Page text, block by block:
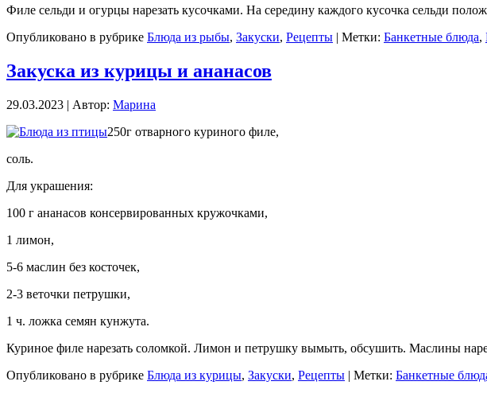
Филе сельди и огурцы нарезать кусочками. На середину каждого кусочка сельди
Опубликовано в рубрике Блюда из рыбы, Закуски, Рецепты | Метки: Банкетные блюда,
Закуска из курицы и ананасов
29.03.2023 | Автор: Марина
250г отварного куриного филе,
соль.
Для украшения:
100 г ананасов консервированных кружочками,
1 лимон,
5-6 маслин без косточек,
2-3 веточки петрушки,
1 ч. ложка семян кунжута.
Куриное филе нарезать соломкой. Лимон и петрушку вымыть, обсушить. Маслины
Опубликовано в рубрике Блюда из курицы, Закуски, Рецепты | Метки: Банкетные